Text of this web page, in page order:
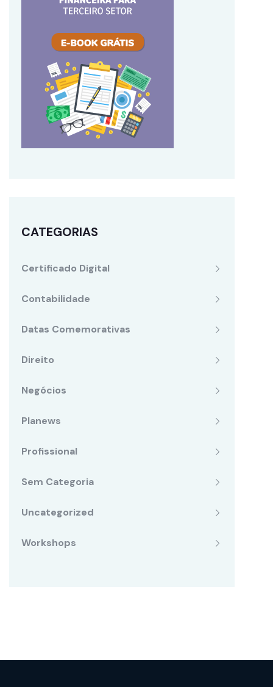
CATEGORIAS
Certificado Digital
Contabilidade
Datas Comemorativas
Direito
Negócios
Planews
Profissional
Sem Categoria
Uncategorized
Workshops